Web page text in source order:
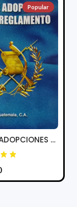
Popular
LEY DE ADOPCIONES Y SU REGLAMENTO